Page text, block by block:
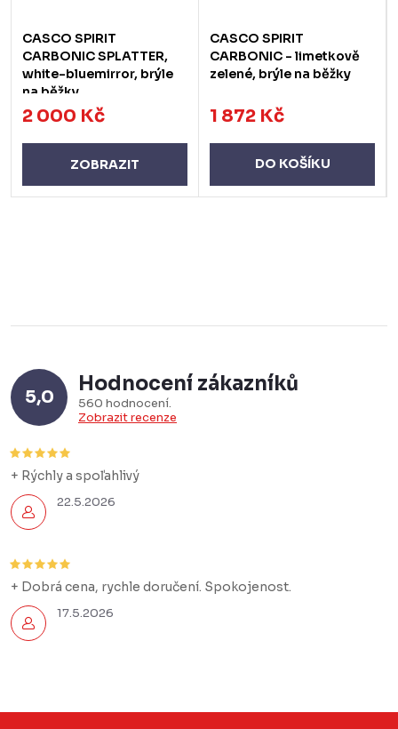
CASCO SPIRIT
CARBONIC SPLATTER,
white-bluemirror, brýle
na běžky
2 000 Kč
ZOBRAZIT
CASCO SPIRIT
CARBONIC - limetkově
zelené, brýle na běžky
1 872 Kč
DO KOŠÍKU
5,0
Hodnocení zákazníků
560 hodnocení
Zobrazit recenze
22.5.2026
+ Rýchly a spoľahlivý
17.5.2026
+ Dobrá cena, rychle doručení. Spokojenost.